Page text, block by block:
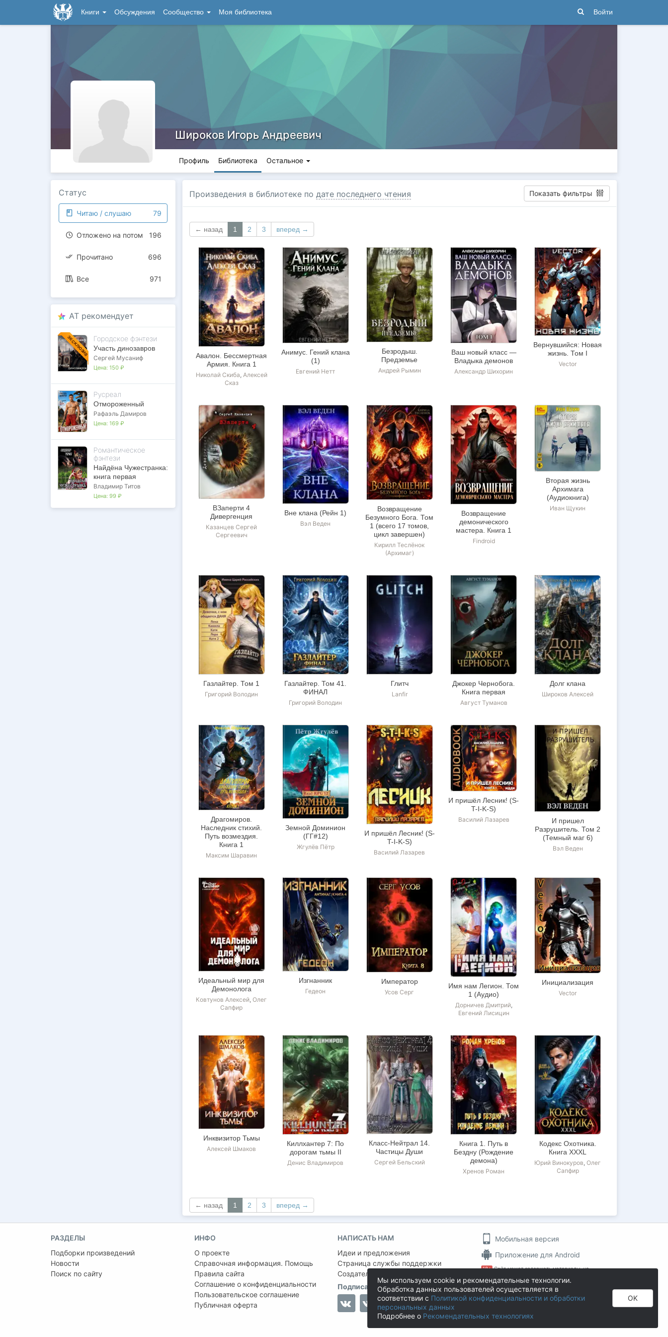
Книги Обсуждения Сообщество Моя библиотека Войти
Широков Игорь Андреевич
Профиль Библиотека Остальное
Статус
Читаю / слушаю 79
Отложено на потом 196
Прочитано 696
Все 971
AT рекомендует
ЭКСКЛЮЗИВ Городское фэнтези
Участь динозавров
Сергей Мусаниф
Цена: 150 ₽
Русреал
Отмороженный
Рафаэль Дамиров
Цена: 169 ₽
Романтическое
фэнтези
Найдёна Чужестранка:
книга первая
Владимир Титов
Цена: 99 ₽
Произведения в библиотеке по дате последнего чтения Показать фильтры
← назад 1 2 3 вперед →
Авалон. Бессмертная
Армия. Книга 1
Николай Скиба, Алексей
Сказ
Анимус. Гений клана
(1)
Евгений Нетт
Безродыш.
Предземье
Андрей Рымин
Ваш новый класс —
Владыка демонов
Александр Шихорин
Вернувшийся: Новая
жизнь. Том I
Vector
ВЗаперти 4
Дивергенция
Казанцев Сергей
Сергеевич
Вне клана (Рейн 1)
Вэл Веден
Возвращение
Безумного Бога. Том
1 (всего 17 томов,
цикл завершен)
Кирилл Теслёнок
(Архимаг)
Возвращение
демонического
мастера. Книга 1
Findroid
Вторая жизнь
Архимага
(Аудиокнига)
Иван Щукин
Газлайтер. Том 1
Григорий Володин
Газлайтер. Том 41.
ФИНАЛ
Григорий Володин
Глитч
Lanfir
Джокер Чернобога.
Книга первая
Август Туманов
Долг клана
Широков Алексей
Драгомиров.
Наследник стихий.
Путь возмездия.
Книга 1
Максим Шаравин
Земной Доминион
(ГГ#12)
Жгулёв Пётр
И пришёл Лесник! (S-
T-I-K-S)
Василий Лазарев
И пришёл Лесник! (S-
T-I-K-S)
Василий Лазарев
И пришел
Разрушитель. Том 2
(Темный маг 6)
Вэл Веден
Идеальный мир для
Демонолога
Ковтунов Алексей ,Олег
Сапфир
Изгнанник
Гедеон
Император
Усов Серг
Имя нам Легион. Том
1 (Аудио)
Дорничев Дмитрий,
Евгений Лисицин
Инициализация
Vector
Инквизитор Тьмы
Алексей Шмаков
Киллхантер 7: По
дорогам тьмы II
Денис Владимиров
Класс-Нейтрал 14.
Частицы Души
Сергей Бельский
Книга 1. Путь в
Бездну (Рождение
демона)
Хренов Роман
Кодекс Охотника.
Книга XXXL
Юрий Винокуров ,Олег
Сапфир
← назад 1 2 3 вперед →
РАЗДЕЛЫ
Подборки произведений
Новости
Поиск по сайту
ИНФО
О проекте
Справочная информация. Помощь
Правила сайта
Соглашение о конфиденциальности
Пользовательское соглашение
Публичная оферта
НАПИСАТЬ НАМ
Идеи и предложения
Страница службы поддержки
Создатель проекта:
Подписаться на нас
Мобильная версия
Приложение для Android
18+ Сайт может содержать материалы, не
достигшими 18 лет!
На информационном ресурсе применяются
рекомендательные технологии.
Author.Today © 2016 - 2026
Мы используем cookie и рекомендательные технологии.
Обработка данных пользователей осуществляется в
соответствии с Политикой конфиденциальности и обработки
персональных данных
Подробнее о Рекомендательных технологиях
OK